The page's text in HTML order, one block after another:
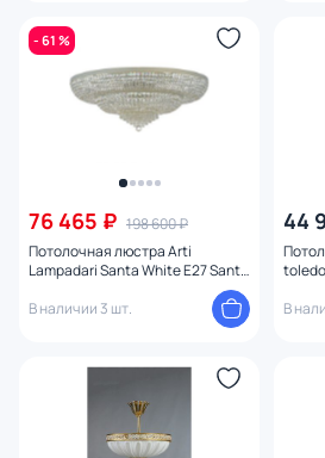
- 61 %
76 465 ₽ 198 600 ₽
Потолочная люстра Arti
Lampadari Santa White E27 Santa
В наличии 3 шт.
44
toledo
В